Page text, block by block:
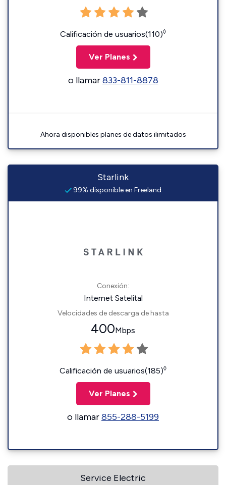
Calificación de usuarios(110)◊
Ver Planes
o llamar833-811-8878
Ahora disponibles planes de datos ilimitados
Starlink
99% disponible en Freeland
Conexión:
Internet Satelital
Velocidades de descarga de hasta
400Mbps
Calificación de usuarios(185)◊
Ver Planes
o llamar855-288-5199
Service Electric